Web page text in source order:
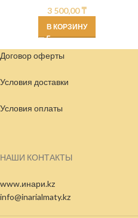
3 500,00₸
В КОРЗИНУ
Договор оферты
Условия доставки
Условия оплаты
НАШИ КОНТАКТЫ
www.инари.kz
info@inarialmaty.kz